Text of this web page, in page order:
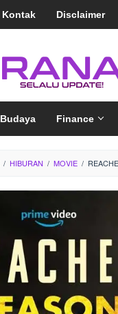
Kontak Disclaimer
Budaya Finance
/ HIBURAN / MOVIE /